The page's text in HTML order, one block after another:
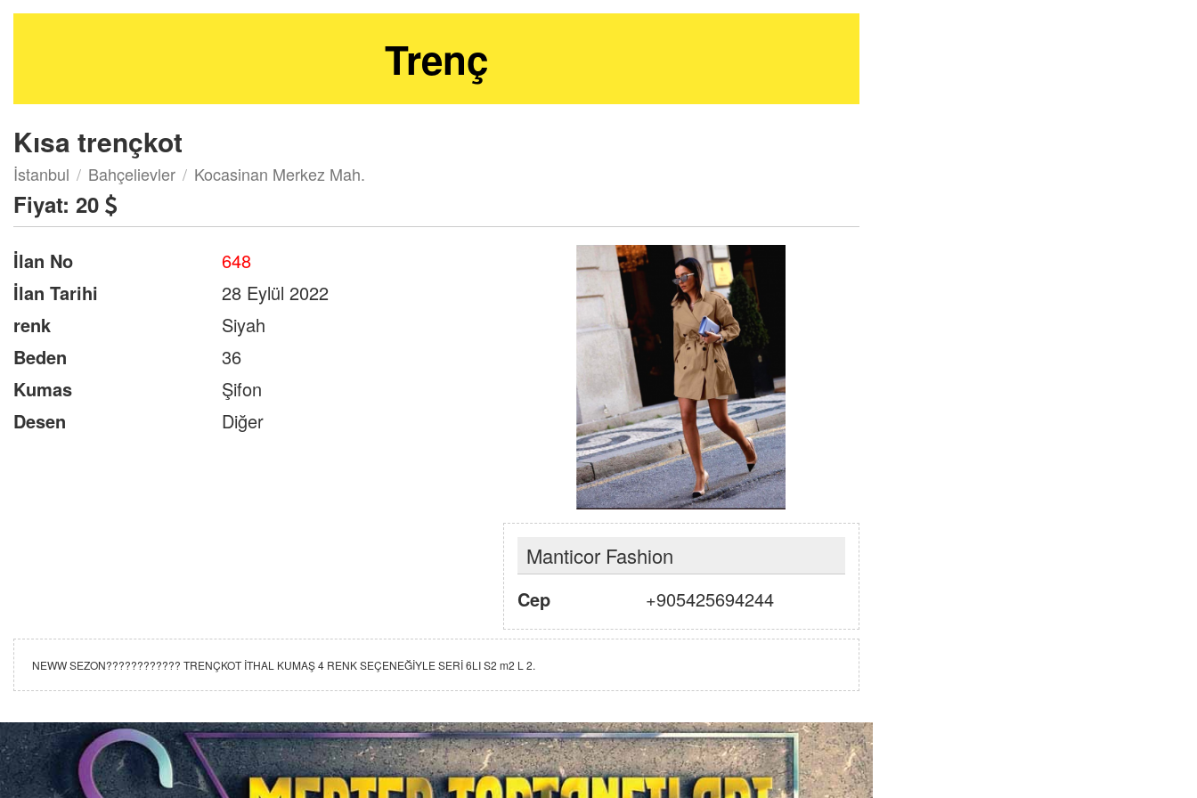
Trenç
Kısa trençkot
İstanbul Bahçelievler Kocasinan Merkez Mah.
Fiyat: 20
İlan No
648
İlan Tarihi
28 Eylül 2022
renk
Siyah
Beden
36
Kumas
Şifon
Desen
Diğer
Manticor Fashion
Cep +905425694244
NEWW SEZON???????????? TRENÇKOT İTHAL KUMAŞ 4 RENK SEÇENEĞİYLE SERİ 6LI S2 m2 L 2.